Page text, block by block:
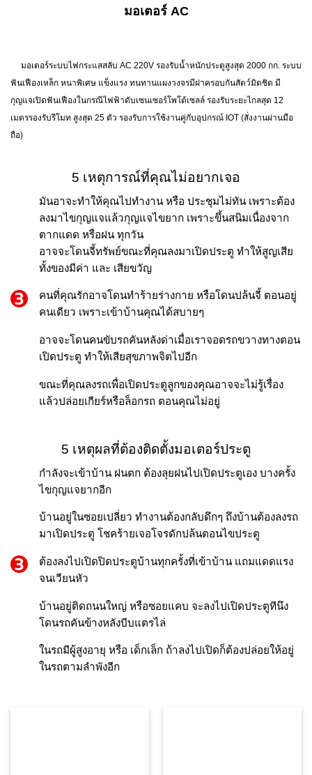
มอเตอร์ AC
มอเตอร์ระบบไฟกระแสสลับ AC 220V รองรับน้ำหนักประตูสูงสุด 2000 กก. ระบบ
ฟันเฟืองเหล็ก หนาพิเศษ แข็งแรง ทนทานแผงวงจรมีฝาครอบกันสัตว์มิดชิด มี
กุญแจเปิดฟันเฟืองในกรณีไฟฟ้าดับเซนเซอร์โพโต้เซลล์ รองรับระยะไกลสุด 12
เมตรรองรับรีโมท สูงสุด 25 ตัว รองรับการใช้งานคู่กับอุปกรณ์ IOT (สั่งงานผ่านมือ
ถือ)
5 เหตุการณ์ที่คุณไม่อยากเจอ
มันอาจะทำให้คุณไปทำงาน หรือ ประชุมไม่ทัน เพราะต้อง
ลงมาไขกุญแจแล้วกุญแจไขยาก เพราะขึ้นสนิมเนื่องจาก
ตากแดด หรือฝน ทุกวัน
อาจจะโดนจี้ทรัพย์ขณะที่คุณลงมาเปิดประตู ทำให้สูญเสีย
ทั้งของมีค่า และ เสียขวัญ
คนที่คุณรักอาจโดนทำร้ายร่างกาย หรือโดนปล้นจี้ ตอนอยู่
คนเดียว เพราะเข้าบ้านคุณได้สบายๆ
อาจจะโดนคนขับรถคันหลังด่าเมื่อเราจอดรถขวางทางตอน
เปิดประตู ทำให้เสียสุขภาพจิตไปอีก
ขณะที่คุณลงรถเพื่อเปิดประตูลูกของคุณอาจจะไม่รู้เรื่อง
แล้วปล่อยเกียร์หรือล็อกรถ ตอนคุณไม่อยู่
5 เหตุผลที่ต้องติดตั้งมอเตอร์ประตู
กำลังจะเข้าบ้าน ฝนตก ต้องลุยฝนไปเปิดประตูเอง บางครั้ง
ไขกุญแจยากอีก
บ้านอยู่ในซอยเปลี่ยว ทำงานต้องกลับดึกๆ ถึงบ้านต้องลงรถ
มาเปิดประตู โชคร้ายเจอโจรดักปล้นตอนไขประตู
ต้องลงไปเปิดปิดประตูบ้านทุกครั้งที่เข้าบ้าน แถมแดดแรง
จนเวียนหัว
บ้านอยู่ติดถนนใหญ่ หรือซอยแคบ จะลงไปเปิดประตูทีนึง
โดนรถคันข้างหลังบีบแตรไล
ในรถมีผู้สูงอายุ หรือ เด็กเล็ก ถ้าลงไปเปิดก็ต้องปล่อยให้อยู่
ในรถตามลำพังอีก